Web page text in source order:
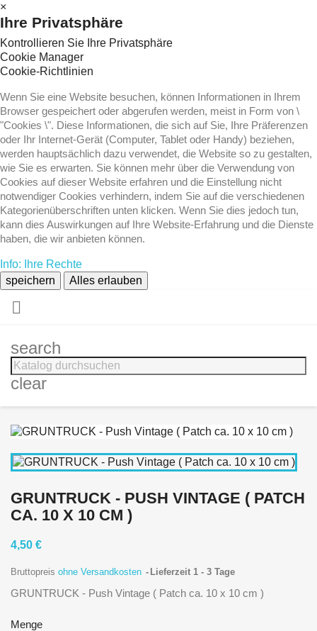
×
Ihre Privatsphäre
Kontrollieren Sie Ihre Privatsphäre
Cookie Manager
Cookie-Richtlinien
Wenn Sie eine Website besuchen, können Informationen in Ihrem
Browser gespeichert oder abgerufen werden, meist in Form von \
"Cookies \". Diese Informationen, die sich auf Sie, Ihre Präferenzen
oder Ihr Internet-Gerät (Computer, Tablet oder Handy) beziehen,
werden hauptsächlich dazu verwendet, die Website so zu gestalten,
wie Sie es erwarten. Sie können mehr über die Verwendung von
Cookies auf dieser Website erfahren und die Einstellung nicht
notwendiger Cookies verhindern, indem Sie auf die verschiedenen
Kategorienüberschriften unten klicken. Wenn Sie dies jedoch tun,
kann dies Auswirkungen auf Ihre Website-Erfahrung und die Dienste
haben, die wir anbieten können.
Info: Ihre Rechte
speichern
Alles erlauben

search
clear
GRUNTRUCK - PUSH VINTAGE ( PATCH
CA. 10 X 10 CM )
4,50 €
Bruttopreis ohne Versandkosten Lieferzeit 1 - 3 Tage
GRUNTRUCK - Push Vintage ( Patch ca. 10 x 10 cm )
Menge